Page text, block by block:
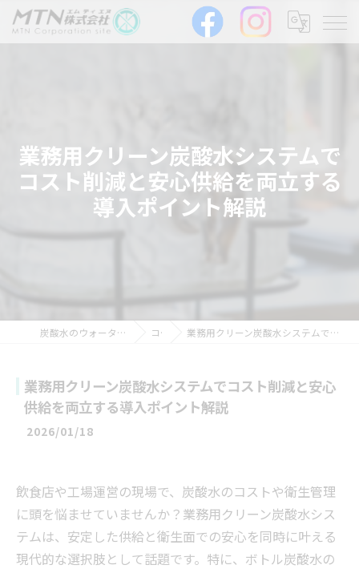
業務用クリーン炭酸水システムで
コスト削減と安心供給を両立する
導入ポイント解説
炭酸水のウォーターサーバーならMTN株式会社 コラム 業務用クリーン炭酸水システムでコスト削減と安心供給を両立する導入ポイント解説
業務用クリーン炭酸水システムでコスト削減と安心
供給を両立する導入ポイント解説
2026/01/18
飲食店や工場運営の現場で、炭酸水のコストや衛生管理
に頭を悩ませていませんか？業務用クリーン炭酸水シス
テムは、安定した供給と衛生面での安心を同時に叶える
現代的な選択肢として話題です。特に、ボトル炭酸水の